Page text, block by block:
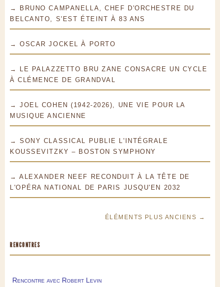
→ BRUNO CAMPANELLA, CHEF D'ORCHESTRE DU
BELCANTO, S'EST ÉTEINT À 83 ANS
→ OSCAR JOCKEL À PORTO
→ LE PALAZZETTO BRU ZANE CONSACRE UN CYCLE
À CLÉMENCE DE GRANDVAL
→ JOEL COHEN (1942-2026), UNE VIE POUR LA
MUSIQUE ANCIENNE
→ SONY CLASSICAL PUBLIE L'INTÉGRALE
KOUSSEVITZKY – BOSTON SYMPHONY
→ ALEXANDER NEEF RECONDUIT À LA TÊTE DE
L'OPÉRA NATIONAL DE PARIS JUSQU'EN 2032
ÉLÉMENTS PLUS ANCIENS →
RENCONTRES
Rencontre avec Robert Levin